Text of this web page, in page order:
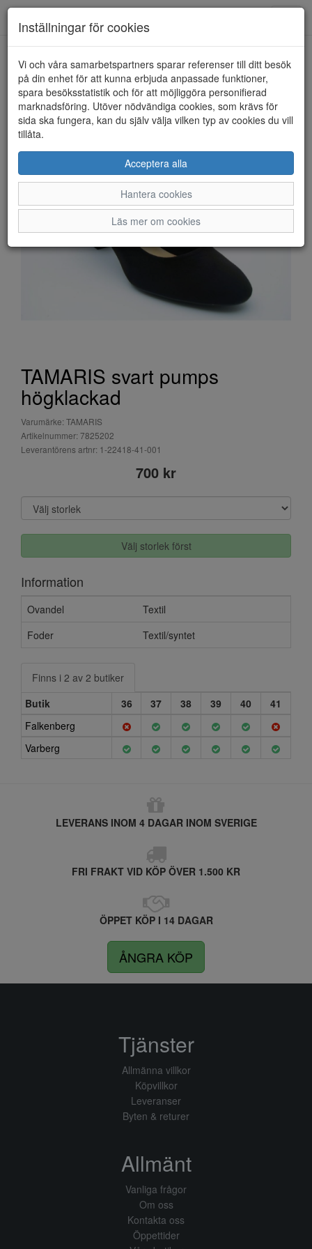
HEM TAMARIS
TAMARIS svart pumps
högklackad
Varumärke: TAMARIS
Artikelnummer: 7825202
Leverantörens artnr: 1-22418-41-001
700 kr
Välj storlek först
Information
Ovandel
Textil
Foder
Textil/syntet
Finns i 2 av 2 butiker
Butik
36 37 38 39 40
41
Falkenberg
Varberg
LEVERANS INOM 4 DAGAR INOM SVERIGE
FRI FRAKT VID KÖP ÖVER 1.500 KR
ÖPPET KÖP I 14 DAGAR
ÅNGRA KÖP
Inställningar för cookies
Vi och våra samarbetspartners sparar referenser till ditt besök
på din enhet för att kunna erbjuda anpassade funktioner,
spara besöksstatistik och för att möjliggöra personifierad
marknadsföring. Utöver nödvändiga cookies, som krävs för
sida ska fungera, kan du själv välja vilken typ av cookies du vill
tillåta.
Acceptera alla
Hantera cookies
Läs mer om cookies
Tjänster
Allmänna villkor
Köpvillkor
Leveranser
Byten & returer
Allmänt
Vanliga frågor
Om oss
Kontakta oss
Öppettider